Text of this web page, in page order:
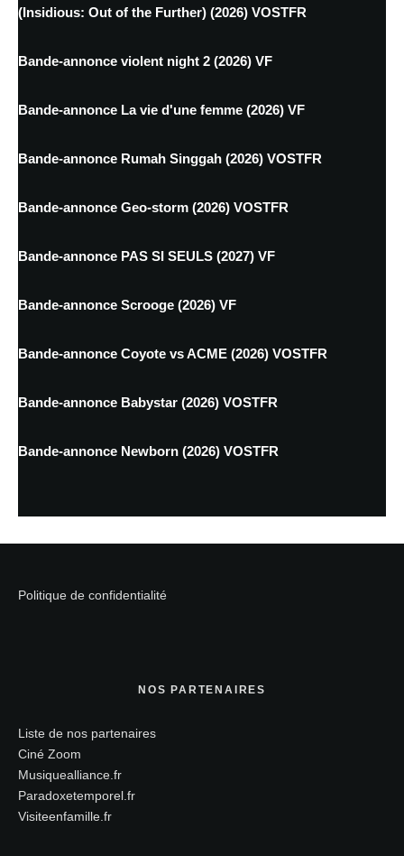
(Insidious: Out of the Further) (2026) VOSTFR
Bande-annonce violent night 2 (2026) VF
Bande-annonce La vie d'une femme (2026) VF
Bande-annonce Rumah Singgah (2026) VOSTFR
Bande-annonce Geo-storm (2026) VOSTFR
Bande-annonce PAS SI SEULS (2027) VF
Bande-annonce Scrooge (2026) VF
Bande-annonce Coyote vs ACME (2026) VOSTFR
Bande-annonce Babystar (2026) VOSTFR
Bande-annonce Newborn (2026) VOSTFR
Politique de confidentialité
NOS PARTENAIRES
Liste de nos partenaires
Ciné Zoom
Musiquealliance.fr
Paradoxetemporel.fr
Visiteenfamille.fr